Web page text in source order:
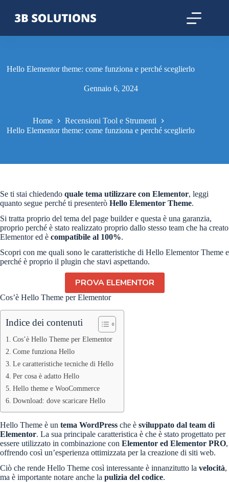
Hello Elementor theme: come funziona e perché sceglierlo
Gennaio 6, 2024
Home
Recensioni Tool e Strumenti
Hello Elementor theme: come funziona e perché sceglierlo
Se ti stai chiedendo quale tema utilizzare con Elementor, leggi
quanto segue perché ti presenterò Hello Elementor Theme.
Si tratta proprio del tema del page builder e questa è una garanzia,
proprio perché è stato realizzato proprio dallo stesso team che ha creato
Elementor ed è compatibile al 100%.
Scopri con me quali sono le caratteristiche di Hello Elementor Theme e
perché è proprio il plugin che stavi aspettando.
PROVA ELEMENTOR
Cos’è Hello Theme per Elementor
Indice dei contenuti
Cos’è Hello Theme per Elementor
Come funziona Hello
Le caratteristiche tecniche di Hello
Per cosa è adatto Hello
Hello theme e WooCommerce
Download: dove scaricare Hello
Hello Theme è un tema WordPress che è sviluppato dal team di
Elementor. La sua principale caratteristica è che è stato progettato per
essere utilizzato in combinazione con Elementor ed Elementor PRO,
offrendo così un’esperienza ottimizzata per la creazione di siti web.
Ciò che rende Hello Theme così interessante è innanzitutto la velocità,
ma è importante notare anche la pulizia del codice.